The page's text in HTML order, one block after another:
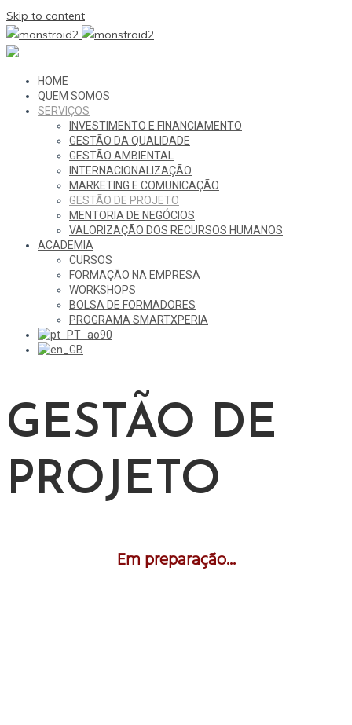
Skip to content
HOME
QUEM SOMOS
SERVIÇOS
INVESTIMENTO E FINANCIAMENTO
GESTÃO DA QUALIDADE
GESTÃO AMBIENTAL
INTERNACIONALIZAÇÃO
MARKETING E COMUNICAÇÃO
GESTÃO DE PROJETO
MENTORIA DE NEGÓCIOS
VALORIZAÇÃO DOS RECURSOS HUMANOS
ACADEMIA
CURSOS
FORMAÇÃO NA EMPRESA
WORKSHOPS
BOLSA DE FORMADORES
PROGRAMA SMARTXPERIA
GESTÃO DE
PROJETO
Em preparação...